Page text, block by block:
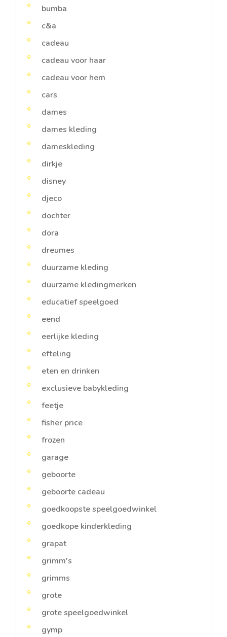
bumba
c&a
cadeau
cadeau voor haar
cadeau voor hem
cars
dames
dames kleding
dameskleding
dirkje
disney
djeco
dochter
dora
dreumes
duurzame kleding
duurzame kledingmerken
educatief speelgoed
eend
eerlijke kleding
efteling
eten en drinken
exclusieve babykleding
feetje
fisher price
frozen
garage
geboorte
geboorte cadeau
goedkoopste speelgoedwinkel
goedkope kinderkleding
grapat
grimm's
grimms
grote
grote speelgoedwinkel
gymp